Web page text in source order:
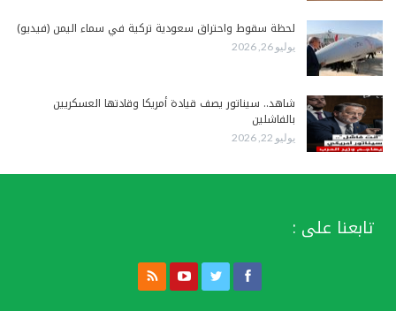
لحظة سقوط واحتراق سعودية تركية في سماء اليمن (فيديو)
يوليو 26, 2026
شاهد.. سيناتور يصف قيادة أمريكا وقادتها العسكريين
بالفاشلين
يوليو 22, 2026
تابعنا على :